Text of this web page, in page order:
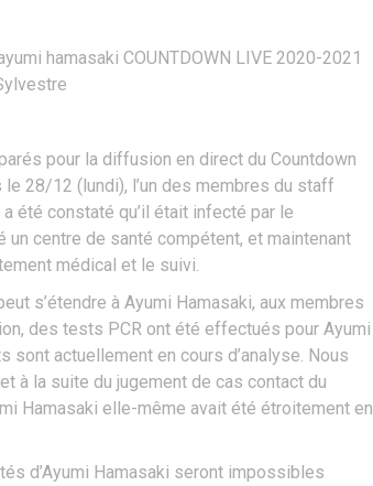
hamasaki COUNTDOWN LIVE 2020-2021
pour la diffusion en direct du Countdown
28/12 (lundi), l’un des membres du staff
a été constaté qu’il était infecté par le
centre de santé compétent, et maintenant
médical et le suivi.
s’étendre à Ayumi Hamasaki, aux membres
des tests PCR ont été effectués pour Ayumi
actuellement en cours d’analyse. Nous
à la suite du jugement de cas contact du
Hamasaki elle-même avait été étroitement en
d’Ayumi Hamasaki seront impossibles